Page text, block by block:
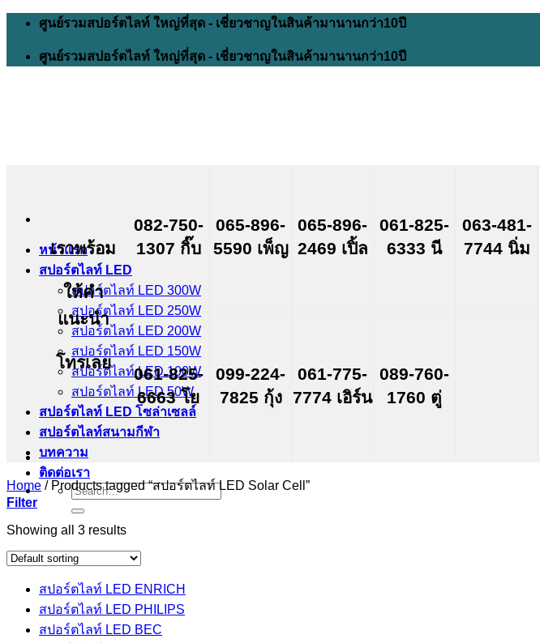
Skip
ศูนย์รวมสปอร์ตไลท์ ใหญ่ที่สุด - เชี่ยวชาญในสินค้ามานานกว่า10ปี
ศูนย์รวมสปอร์ตไลท์ ใหญ่ที่สุด - เชี่ยวชาญในสินค้ามานานกว่า10ปี
หน้าแรก
สปอร์ตไลท์ LED
สปอร์ตไลท์ LED 300W
สปอร์ตไลท์ LED 250W
สปอร์ตไลท์ LED 200W
สปอร์ตไลท์ LED 150W
สปอร์ตไลท์ LED 100W
สปอร์ตไลท์ LED 50W
สปอร์ตไลท์ LED โซล่าเซลล์
สปอร์ตไลท์สนามกีฬา
บทความ
ติดต่อเรา
Search
for:
เราพร้อม
ให้คำ
แนะนำ
โทรเลย
082-750-
1307 กิ๊บ
065-896-
5590 เพ็ญ
065-896-
2469 เปิ้ล
061-825-
6333 นี
063-481-
7744 นิ่ม
061-825-
6663 โย
099-224-
7825 กุ้ง
061-775-
7774 เอิร์น
089-760-
1760 ตู่
Home /Products tagged “สปอร์ตไลท์ LED Solar Cell”
Filter
Showing all 3 results
สปอร์ตไลท์ LED ENRICH
สปอร์ตไลท์ LED PHILIPS
สปอร์ตไลท์ LED BEC